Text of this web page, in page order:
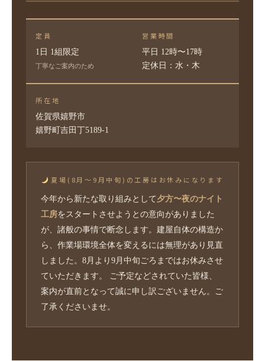
定員
1日 1組限定
丁寧なご案内のため
営業時間
平日 12時〜17時
定休日：水・木
所在地
佐賀県嬉野市
嬉野町吉田丁5189-1
夏場(8月～9月中旬)の工房はお休みになります
今年から新たな取り組みとして 夕方〜夜のナイト
工房をスタートさせようとの意向がありました
が、諸般の事情で断念します。建屋自体の構造か
ら、作業場環境全体を変えるには無理があり見直
しました。8月より9月中旬ごろまではお休みさせ
ていただきます。 ご予定などされていた皆様、
案内が直前となって誠に申し訳ございません。ご
了承くださいませ。